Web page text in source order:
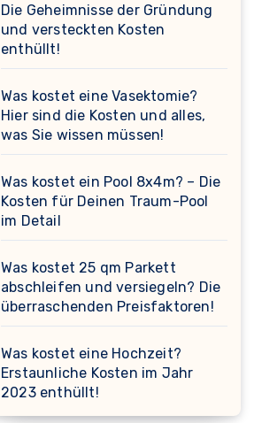
Die Geheimnisse der Gründung
und versteckten Kosten
enthüllt!
Was kostet eine Vasektomie?
Hier sind die Kosten und alles,
was Sie wissen müssen!
Was kostet ein Pool 8x4m? – Die
Kosten für Deinen Traum-Pool
im Detail
Was kostet 25 qm Parkett
abschleifen und versiegeln? Die
überraschenden Preisfaktoren!
Was kostet eine Hochzeit?
Erstaunliche Kosten im Jahr
2023 enthüllt!